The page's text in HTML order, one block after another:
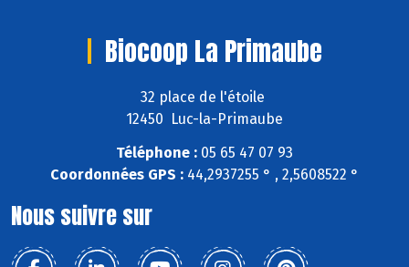
Biocoop La Primaube
32 place de l'étoile
12450 Luc-la-Primaube
Téléphone : 05 65 47 07 93
Coordonnées GPS : 44,2937255 ° , 2,5608522 °
Nous suivre sur